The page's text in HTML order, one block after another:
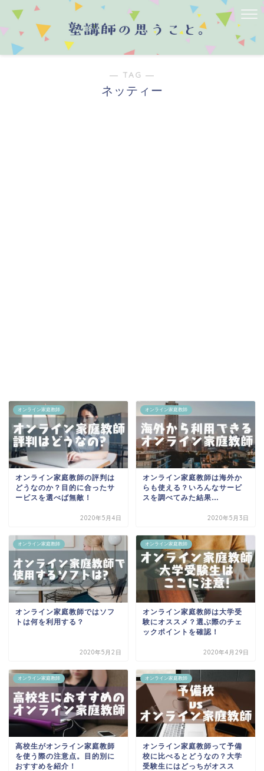
― TAG ―
ネッティー
オンライン家庭教師
オンライン家庭教師の評判は
どうなのか？目的に合ったサ
ービスを選べば無敵！
2020年5月4日
オンライン家庭教師
オンライン家庭教師は海外か
らも使える？いろんなサービ
スを調べてみた結果…
2020年5月3日
オンライン家庭教師
オンライン家庭教師ではソフ
トは何を利用する？
2020年5月2日
オンライン家庭教師
オンライン家庭教師は大学受
験にオススメ？選ぶ際のチェ
ックポイントを確認！
2020年4月29日
オンライン家庭教師
高校生がオンライン家庭教師
を使う際の注意点。目的別に
おすすめを紹介！
オンライン家庭教師
オンライン家庭教師って予備
校に比べるとどうなの？大学
受験生にはどっちがオスス